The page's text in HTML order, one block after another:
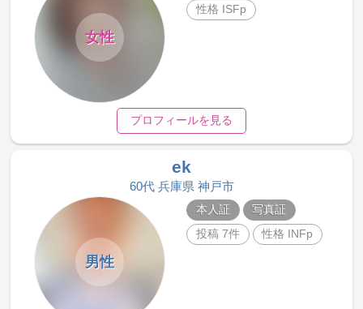
女性
性格 ISFp
プロフィールを見る
ek
60代 兵庫県 神戸市
男性
本人証
写真証
投稿 7件
性格 INFp